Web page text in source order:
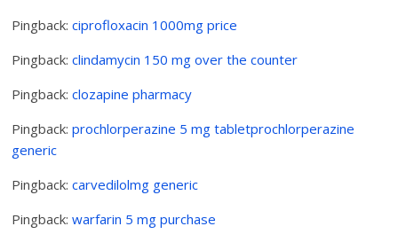
Pingback:ciprofloxacin 1000mg price
Pingback:clindamycin 150 mg over the counter
Pingback:clozapine pharmacy
Pingback:prochlorperazine 5 mg tabletprochlorperazine
generic
Pingback:carvedilolmg generic
Pingback:warfarin 5 mg purchase